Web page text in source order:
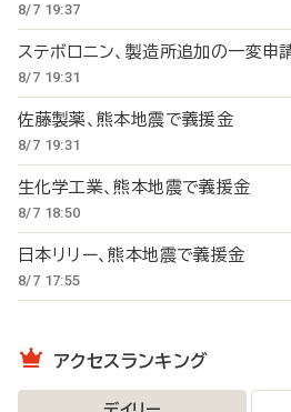
8/7 19:37
ステボロニン、製造所追加の一変
8/7 19:31
佐藤製薬、熊本地震で義援金
8/7 19:31
生化学工業、熊本地震で義援金
8/7 18:50
日本リリー、熊本地震で義援金
8/7 17:55
アクセスランキング